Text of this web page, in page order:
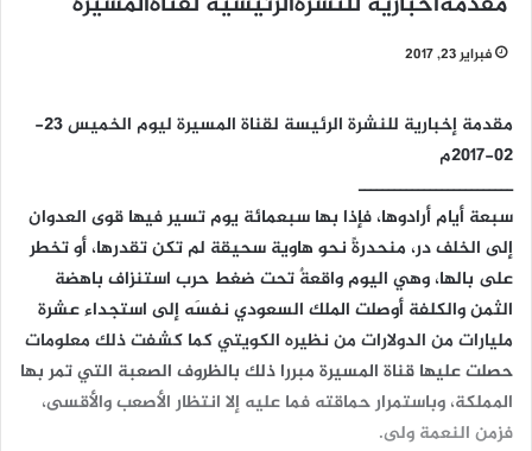
فبراير 23, 2017
مقدمة إخبارية للنشرة الرئيسة لقناة المسيرة ليوم الخميس 23-
02-2017م
ــــــــــــــــــــــــــ
سبعة أيام أرادوها، فإذا بها سبعمائة يوم تسير فيها قوى العدوان
إلى الخلف در، منحدرةً نحو هاوية سحيقة لم تكن تقدرها، أو تخطر
على بالها، وهي اليوم واقعةٌ تحت ضغط حرب استنزاف باهضة
الثمن والكلفة أوصلت الملك السعودي نفسَه إلى استجداء عشرة
مليارات من الدولارات من نظيره الكويتي كما كشفت ذلك معلومات
حصلت عليها قناة المسيرة مبررا ذلك بالظروف الصعبة التي تمر بها
المملكة، وباستمرار حماقته فما عليه إلا انتظار الأصعب والأقسى،
فزمن النعمة ولى.